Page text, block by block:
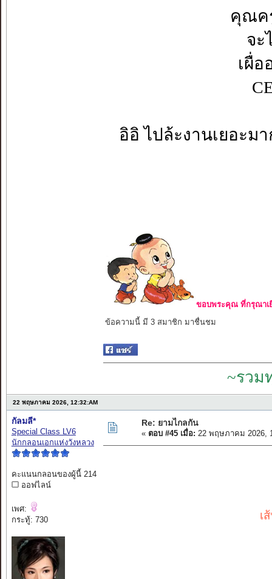
คุณค
จะ
เผื่
อิอิ ไปล้ะงานเยอะม
ขอบพระคุณ ที่กรุณาเ
ข้อความนี้ มี 3 สมาชิก มาชื่นชม
~รวม
22 พฤษภาคม 2026, 12:32:AM
กัลมลี*
Special Class LV6
นักกลอนเอกแห่งวังหลวง
คะแนนกลอนของผู้นี้ 214
ออฟไลน์
เพศ:
กระทู้: 730
Re: ยามไกลกัน
« ตอบ #45 เมื่อ: 22 พฤษภาคม 2026,
เ